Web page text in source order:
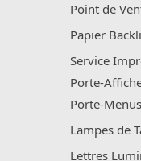
Point de
Papier
Service
Porte-
Porte-
Lampes de
Lettres